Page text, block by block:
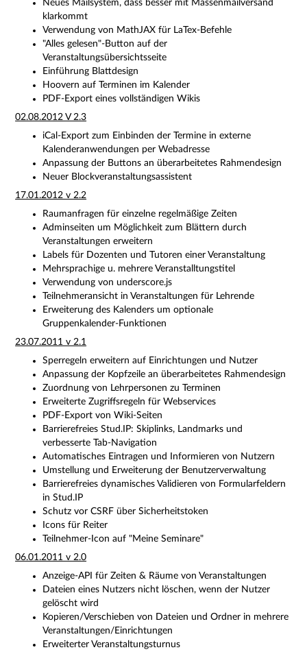
Neues Mailsystem, dass besser mit Massenmailversand
klarkommt
Verwendung von MathJAX für LaTex-Befehle
"Alles gelesen"-Button auf der
Veranstaltungsübersichtsseite
Einführung Blattdesign
Hoovern auf Terminen im Kalender
PDF-Export eines vollständigen Wikis
02.08.2012 V 2.3
iCal-Export zum Einbinden der Termine in externe
Kalenderanwendungen per Webadresse
Anpassung der Buttons an überarbeitetes Rahmendesign
Neuer Blockveranstaltungsassistent
17.01.2012 v 2.2
Raumanfragen für einzelne regelmäßige Zeiten
Adminseiten um Möglichkeit zum Blättern durch
Veranstaltungen erweitern
Labels für Dozenten und Tutoren einer Veranstaltung
Mehrsprachige u. mehrere Veranstalltungstitel
Verwendung von underscore.js
Teilnehmeransicht in Veranstaltungen für Lehrende
Erweiterung des Kalenders um optionale
Gruppenkalender-Funktionen
23.07.2011 v 2.1
Sperregeln erweitern auf Einrichtungen und Nutzer
Anpassung der Kopfzeile an überarbeitetes Rahmendesign
Zuordnung von Lehrpersonen zu Terminen
Erweiterte Zugriffsregeln für Webservices
PDF-Export von Wiki-Seiten
Barrierefreies Stud.IP: Skiplinks, Landmarks und
verbesserte Tab-Navigation
Automatisches Eintragen und Informieren von Nutzern
Umstellung und Erweiterung der Benutzerverwaltung
Barrierefreies dynamisches Validieren von Formularfeldern
in Stud.IP
Schutz vor CSRF über Sicherheitstoken
Icons für Reiter
Teilnehmer-Icon auf "Meine Seminare"
06.01.2011 v 2.0
Anzeige-API für Zeiten & Räume von Veranstaltungen
Dateien eines Nutzers nicht löschen, wenn der Nutzer
gelöscht wird
Kopieren/Verschieben von Dateien und Ordner in mehrere
Veranstaltungen/Einrichtungen
Erweiterter Veranstaltungsturnus